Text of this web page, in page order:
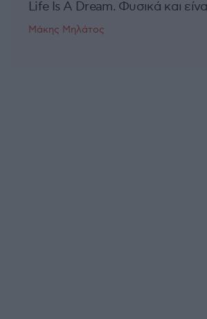
Life Is A Dream. Φυσικά και
Μάκης Μηλάτος